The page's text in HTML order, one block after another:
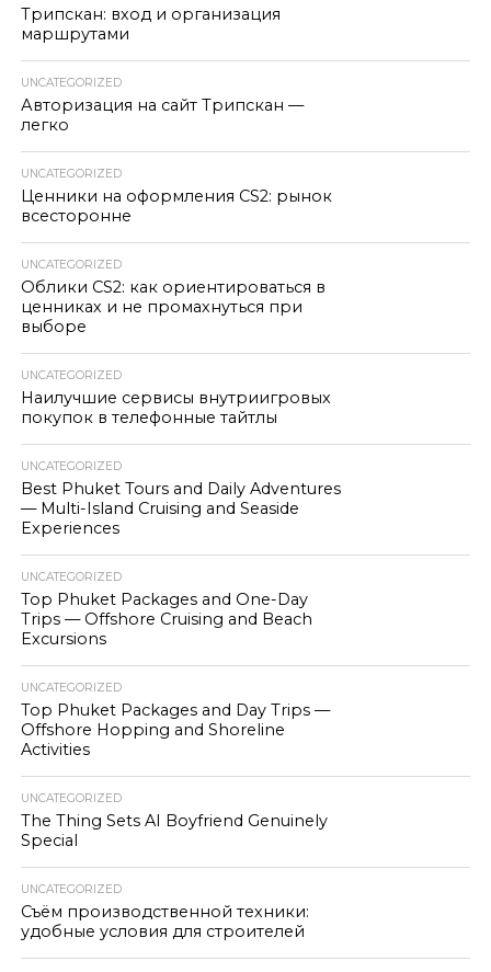
Трипскан: вход и организация
маршрутами
UNCATEGORIZED
Авторизация на сайт Трипскан —
легко
UNCATEGORIZED
Ценники на оформления CS2: рынок
всесторонне
UNCATEGORIZED
Облики CS2: как ориентироваться в
ценниках и не промахнуться при
выборе
UNCATEGORIZED
Наилучшие сервисы внутриигровых
покупок в телефонные тайтлы
UNCATEGORIZED
Best Phuket Tours and Daily Adventures
— Multi-Island Cruising and Seaside
Experiences
UNCATEGORIZED
Top Phuket Packages and One-Day
Trips — Offshore Cruising and Beach
Excursions
UNCATEGORIZED
Top Phuket Packages and Day Trips —
Offshore Hopping and Shoreline
Activities
UNCATEGORIZED
The Thing Sets AI Boyfriend Genuinely
Special
UNCATEGORIZED
Съём производственной техники:
удобные условия для строителей